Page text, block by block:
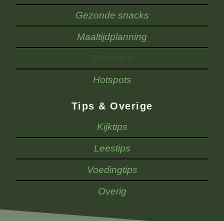
Gezonde snacks
Maaltijdplanning
Recepten
Hotspots
Tips & Overige
Kijktips
Leestips
Voedingtips
Overig